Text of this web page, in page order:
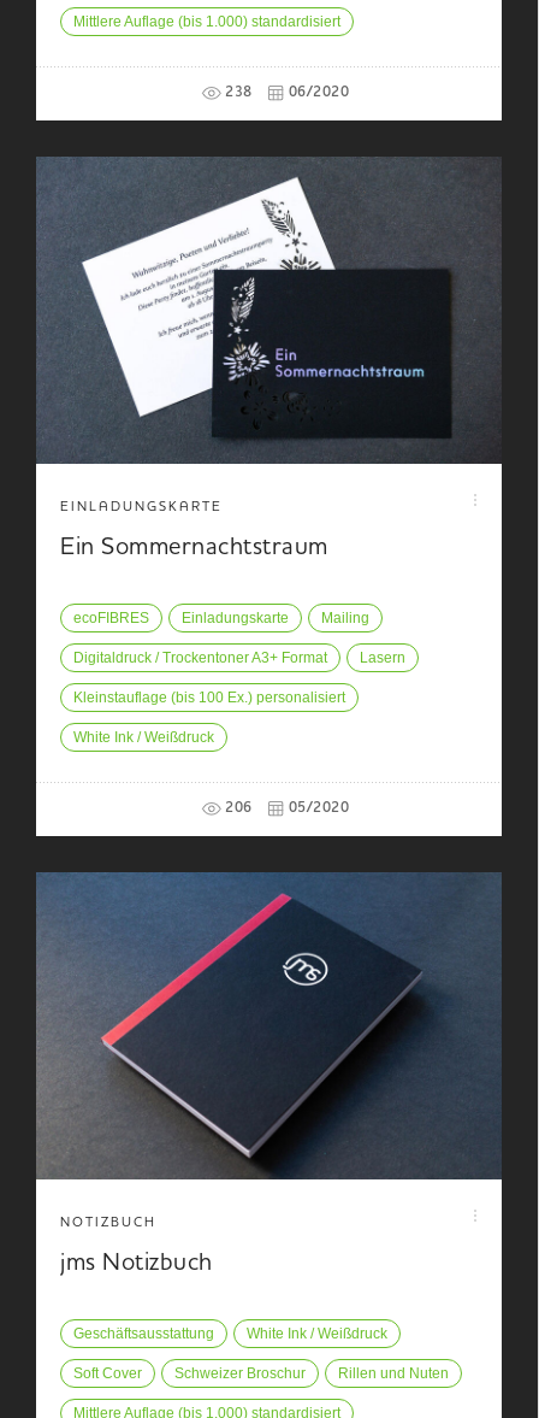
Mittlere Auflage (bis 1.000) standardisiert
238 06/2020
EINLADUNGSKARTE
Ein Sommernachtstraum
ecoFIBRES Einladungskarte Mailing
Digitaldruck / Trockentoner A3+ Format Lasern
Kleinstauflage (bis 100 Ex.) personalisiert
White Ink / Weißdruck
206 05/2020
NOTIZBUCH
jms Notizbuch
Geschäftsausstattung White Ink / Weißdruck
Soft Cover Schweizer Broschur Rillen und Nuten
Mittlere Auflage (bis 1.000) standardisiert